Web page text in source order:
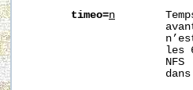
timeo=n
les
NFS